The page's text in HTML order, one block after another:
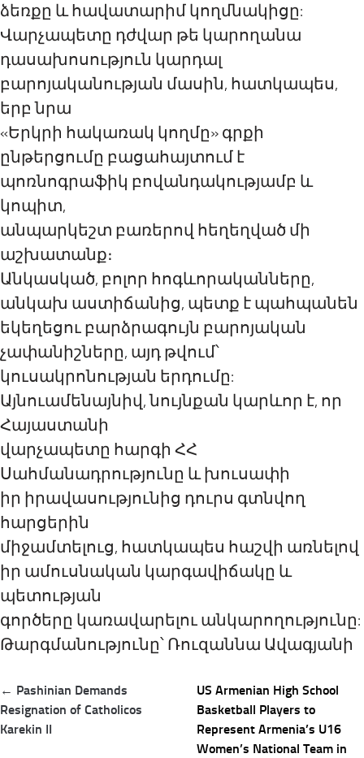
ձեռքը և հավատարիմ կողմնակիցը:
Վարչապետը դժվար թե կարողանա
դասախոսություն կարդալ
բարոյականության մասին, հատկապես,
երբ նրա
«Երկրի հակառակ կողմը» գրքի
ընթերցումը բացահայտում է
պոռնոգրաֆիկ բովանդակությամբ և
կոպիտ,
անպարկեշտ բառերով հեղեղված մի
աշխատանք։
Անկասկած, բոլոր հոգևորականները,
անկախ աստիճանից, պետք է պահպանեն
եկեղեցու բարձրագույն բարոյական
չափանիշները, այդ թվում՝
կուսակրոնության երդումը:
Այնուամենայնիվ, նույնքան կարևոր է, որ
Հայաստանի
վարչապետը հարգի ՀՀ
Սահմանադրությունը և խուսափի
իր իրավասությունից դուրս գտնվող
հարցերին
միջամտելուց, հատկապես հաշվի առնելով
իր ամուսնական կարգավիճակը և
պետության
գործերը կառավարելու անկարողությունը:
Թարգմանությունը՝ Ռուզաննա Ավագյանի
Post
navigation
← Pashinian Demands
Resignation of Catholicos
Karekin II
US Armenian High School
Basketball Players to
Represent Armenia’s U16
Women’s National Team in